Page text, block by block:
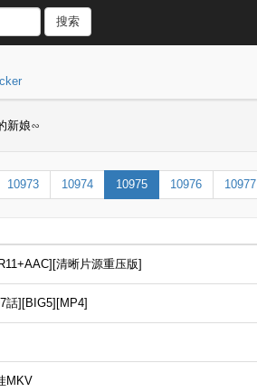
搜索
新娘∽
10973 10974 10975 10976 10977
清晰片源重压版]
話][BIG5][MP4]
MKV